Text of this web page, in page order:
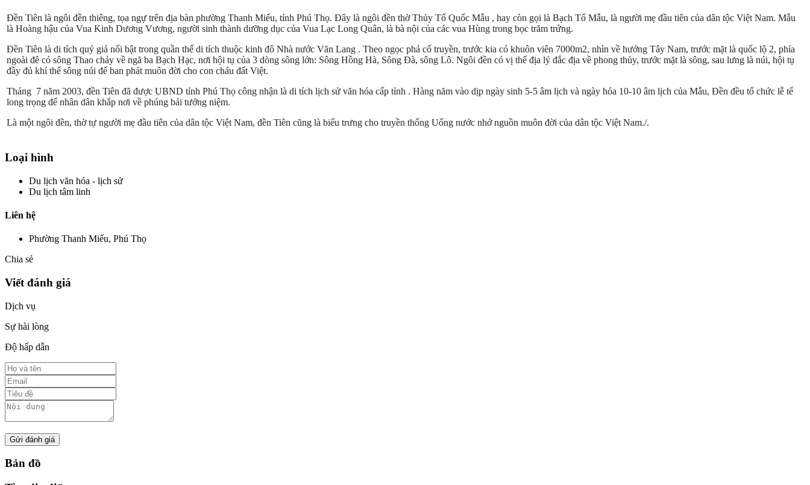
Đền Tiên là ngôi đền thiêng, tọa ngự trên địa bàn phường Thanh Miếu, tỉnh Phú Thọ. Đây là ngôi đền thờ Thủy Tổ Quốc Mẫu , hay còn gọi là Bạch Tổ Mẫu, là người mẹ đầu tiên của dân tộc Việt Nam. Mẫu
là Hoàng hậu của Vua Kinh Dương Vương, người sinh thành dưỡng dục của Vua Lạc Long Quân, là bà nội của các vua Hùng trong bọc trăm trứng.
Đền Tiên là di tích quý giá nổi bật trong quần thể di tích thuộc kinh đô Nhà nước Văn Lang . Theo ngọc phả cổ truyền, trước kia có khuôn viên 7000m2, nhìn về hướng Tây Nam, trước mặt là quốc lộ 2, phía
ngoài đê có sông Thao chảy về ngã ba Bạch Hạc, nơi hội tụ của 3 dòng sông lớn: Sông Hồng Hà, Sông Đà, sông Lô. Ngôi đền có vị thế địa lý đắc địa về phong thủy, trước mặt là sông, sau lưng là núi, hội tụ
đầy đủ khí thế sông núi để ban phát muôn đời cho con cháu đất Việt.
Tháng 7 năm 2003, đền Tiên đã được UBND tỉnh Phú Thọ công nhận là di tích lịch sử văn hóa cấp tỉnh . Hàng năm vào dịp ngày sinh 5-5 âm lịch và ngày hóa 10-10 âm lịch của Mẫu, Đền đều tổ chức lễ tế
long trọng để nhân dân khắp nơi về phúng bái tưởng niệm.
Là một ngôi đền, thờ tự người mẹ đầu tiên của dân tộc Việt Nam, đền Tiên cũng là biểu trưng cho truyền thống Uống nước nhớ nguồn muôn đời của dân tộc Việt Nam./.
Loại hình
Du lịch văn hóa - lịch sử
Du lịch tâm linh
Liên hệ
Phường Thanh Miếu, Phú Thọ
Chia sẻ
Viết đánh giá
Dịch vụ
Sự hài lòng
Độ hấp dẫn
Gửi đánh giá
Bản đồ